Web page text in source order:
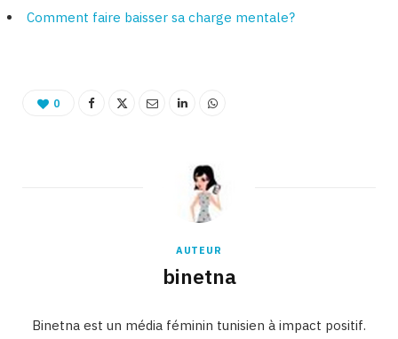
Comment faire baisser sa charge mentale?
0
AUTEUR
binetna
Binetna est un média féminin tunisien à impact positif.